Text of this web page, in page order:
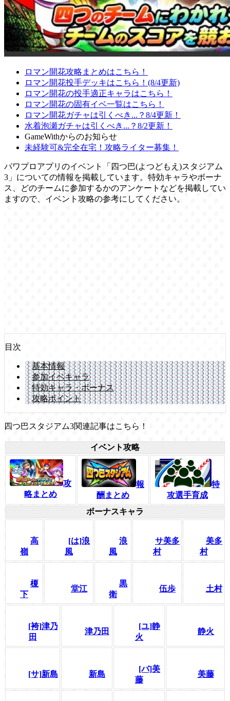
ロマン開花攻略まとめはこちら！
ロマン開花投手デッキはこちら！(8/4更新)
ロマン開花の投手適正キャラはこちら！
ロマン開花の固有イベ一覧はこちら！
ロマン開花ガチャは引くべき...？8/4更新！
水着泡瀬ガチャは引くべき...？8/2更新！
GameWithからのお知らせ
未経験可&完全在宅！攻略ライター募集！
パワプロアプリのイベント「四つ巴(よつどもえ)スタジアム
3」についての情報を掲載しています。特効キャラやボーナ
ス、どのチームに参加するかのアンケートなどを掲載してい
ますので、イベント攻略の参考にしてください。
目次
基本情報
参加イベキャラ
特効キャラ・ボーナス
攻略ポイント
四つ巴スタジアム3関連記事はこちら！
イベント攻略
攻
略まとめ
報
酬まとめ
特
攻選手育成
ボーナスキャラ
高
嶺
[は]浪
風
浪
風
サ美多
村
美多
村
榎
下
堂江
黒
衛
伍歩 土村
[袴]津乃
田
津乃田
[ユ]静
火
静火
[サ]新島 新島
[バ]美
藤
美藤